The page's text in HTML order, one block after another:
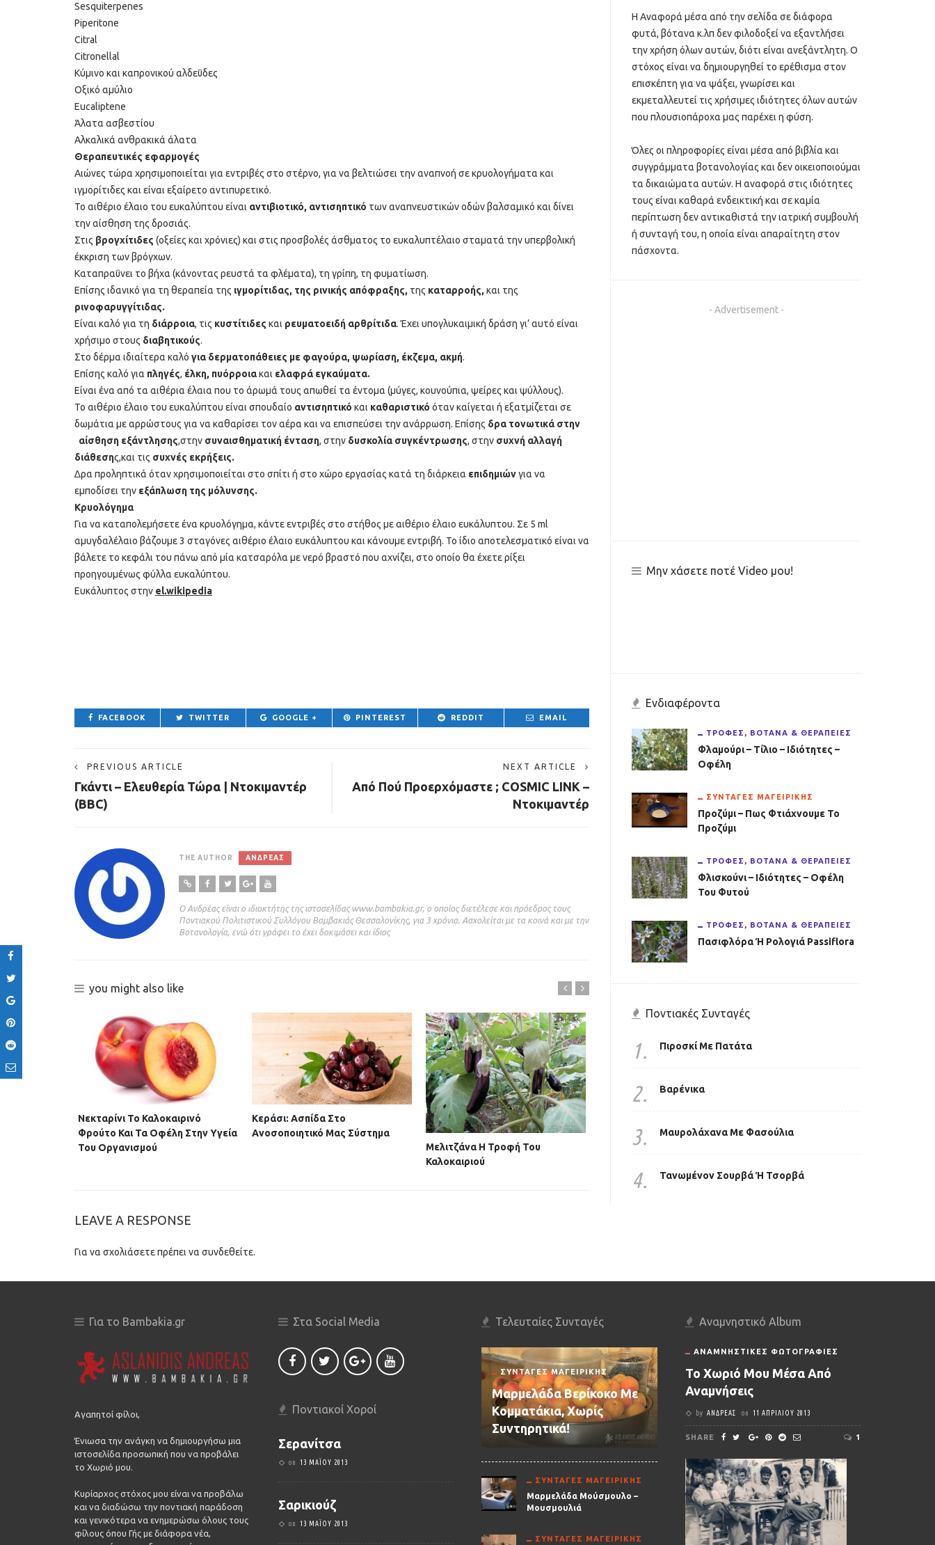
Sesquiterpenes
Piperitone
Citral
Citronellal
Κύμινο και καπρονικού αλδεΰδες
Οξικό αμύλιο
Eucaliptene
Άλατα ασβεστίου
Αλκαλικά ανθρακικά άλατα
Θεραπευτικές εφαρμογές
Αιώνες τώρα χρησιμοποιείται για εντριβές στο στέρνο, για να βελτιώσει την αναπνοή σε κρυολογήματα και
ιγμορίτιδες και είναι εξαίρετο αντιπυρετικό.
Το αιθέριο έλαιο του ευκαλύπτου είναι αντιβιοτικό, αντισηπτικό των αναπνευστικών οδών βαλσαµικό και δίνει
την αίσθηση της δροσιάς.
Στις βρογχίτιδες (οξείες και χρόνιες) και στις προσβολές άσθµατος το ευκαλυπτέλαιο σταµατά την υπερβολική
έκκριση των βρόγχων.
Καταπραΰνει το βήχα (κάνοντας ρευστά τα φλέµατα), τη γρίπη, τη φυµατίωση.
Επίσης ιδανικό για τη θεραπεία της ιγμορίτιδας, της ρινικής απόφραξης, της καταρροής, και της
ρινοφαρυγγίτιδας.
Είναι καλό για τη διάρροια, τις κυστίτιδες και ρευµατοειδή αρθρίτιδα. Έχει υπογλυκαιµική δράση γι’ αυτό είναι
χρήσιμο στους διαβητικούς.
Στο δέρμα ιδιαίτερα καλό για δερµατοπάθειες µε φαγούρα, ψωρίαση, έκζεµα, ακµή.
Επίσης καλό για πληγές, έλκη, πυόρροιακαι ελαφρά εγκαύµατα.
Είναι ένα από τα αιθέρια έλαια που το άρωµά τους απωθεί τα έντοµα (µύγες, κουνούπια, ψείρες και ψύλλους).
Το αιθέριο έλαιο του ευκαλύπτου είναι σπουδαίο αντισηπτικό και καθαριστικό όταν καίγεται ή εξατµίζεται σε
δωµάτια µε αρρώστους για να καθαρίσει τον αέρα και να επισπεύσει την ανάρρωση. Επίσης δρα τονωτικά στην
αίσθηση εξάντλησης,στην συναισθηματική ένταση, στην δυσκολία συγκέντρωσης, στην συχνή αλλαγή
διάθεσης,και τις συχνές εκρήξεις.
∆ρα προληπτικά όταν χρησιµοποιείται στο σπίτι ή στο χώρο εργασίας κατά τη διάρκεια επιδηµιώνγια να
εµποδίσει την εξάπλωση της µόλυνσης.
Κρυολόγημα
Για να καταπολεμήσετε ένα κρυολόγημα, κάντε εντριβές στο στήθος με αιθέριο έλαιο ευκάλυπτου. Σε 5 ml
αμυγδαλέλαιο βάζουμε 3 σταγόνες αιθέριο έλαιο ευκάλυπτου και κάνουμε εντριβή. Το ίδιο αποτελεσματικό είναι να
βάλετε το κεφάλι του πάνω από μία κατσαρόλα με νερό βραστό που αχνίζει, στο οποίο θα έχετε ρίξει
προηγουμένως φύλλα ευκαλύπτου.
Ευκάλυπτος στην el.wikipedia
FACEBOOK TWITTER GOOGLE + PINTEREST REDDIT EMAIL
PREVIOUS ARTICLE
Γκάντι – Ελευθερία Τώρα | Ντοκιμαντέρ
(BBC)
NEXT ARTICLE
Από Πού Προερχόμαστε ; COSMIC LINK –
Ντοκιμαντέρ
THE AUTHOR ΑΝΔΡΈΑΣ
Ο Ανδρέας είναι ο ιδιοκτήτης της ιστοσελίδας www.bambakia.gr, ο οποίος διετέλεσε και πρόεδρος τους
Ποντιακού Πολιτιστικού Συλλόγου Βαμβακιάς Θεσσαλονίκης, για 3 χρόνια. Ασχολείται με τα κοινά και με την
Βοτανολογία, ενώ ότι γράφει το έχει δοκιμάσει και ίδιος
you might also like
Νεκταρίνι Το Καλοκαιρινό
Φρούτο Και Τα Οφέλη Στην Υγεία
Του Οργανισμού
Κεράσι: Ασπίδα Στο
Ανοσοποιητικό Μας Σύστημα
Μελιτζάνα Η Τροφή Του
Καλοκαιριού
Λωτός Το Μήλο Της Ανατολής
Μπάμιες Το Νόστιμο &
LEAVE A RESPONSE
Για να σχολιάσετε πρέπει να συνδεθείτε.
Η Αναφορά μέσα από την σελίδα σε διάφορα
φυτά, βότανα κ.λπ δεν φιλοδοξεί να εξαντλήσει
την χρήση όλων αυτών, διότι είναι ανεξάντλητη. Ο
στόχος είναι να δημιουργηθεί το ερέθισμα στον
επισκέπτη για να ψάξει, γνωρίσει και
εκμεταλλευτεί τις χρήσιμες ιδιότητες όλων αυτών
που πλουσιοπάροχα μας παρέχει η φύση.
Όλες οι πληροφορίες είναι μέσα από βιβλία και
συγγράμματα βοτανολογίας και δεν οικειοποιούμαι
τα δικαιώματα αυτών. Η αναφορά στις ιδιότητες
τους είναι καθαρά ενδεικτική και σε καμία
περίπτωση δεν αντικαθιστά την ιατρική συμβουλή
ή συνταγή του, η οποία είναι απαραίτητη στον
πάσχοντα.
- Advertisement -
Μην χάσετε ποτέ Video μου!
Ενδιαφέροντα
ΤΡΟΦΈΣ, ΒΌΤΑΝΑ & ΘΕΡΑΠΕΊΕΣ
Φλαμούρι – Τίλιο – Ιδιότητες –
Οφέλη
ΣΥΝΤΑΓΈΣ ΜΑΓΕΙΡΙΚΉΣ
Προζύμι – Πως Φτιάχνουμε Το
Προζύμι
ΤΡΟΦΈΣ, ΒΌΤΑΝΑ & ΘΕΡΑΠΕΊΕΣ
Φλισκούνι – Ιδιότητες – Οφέλη
Του Φυτού
ΤΡΟΦΈΣ, ΒΌΤΑΝΑ & ΘΕΡΑΠΕΊΕΣ
Πασιφλόρα Ή Ρολογιά Passiflora
Ποντιακές Συνταγές
1. Πιροσκί Με Πατάτα
2. Βαρένικα
3. Μαυρολάχανα Με Φασούλια
4. Τανωμένον Σουρβά Ή Τσορβά
Για το Bambakia.gr
Αγαπητοί φίλοι,
Ένιωσα την ανάγκη να δημιουργήσω μια
ιστοσελίδα προσωπική που να προβάλει
το Χωριό μου.
Κυρίαρχος στόχος μου είναι να προβάλω
και να διαδώσω την ποντιακή παράδοση
και γενικότερα να ενημερώσω όλους τους
φίλους όπου Γής με διάφορα νέα,
Στα Social Media
Ποντιακοί Χοροί
Σερανίτσα
on 13 ΜΑΪ́ΟΥ 2013
Σαρικιούζ
on 13 ΜΑΪ́ΟΥ 2013
Τελευταίες Συνταγές
ΣΥΝΤΑΓΈΣ ΜΑΓΕΙΡΙΚΉΣ
Μαρμελάδα Βερίκοκο Με
Κομματάκια, Χωρίς
Συντηρητικά!
ΣΥΝΤΑΓΈΣ ΜΑΓΕΙΡΙΚΉΣ
Μαρμελάδα Μούσμουλο –
Μουσμουλιά
ΣΥΝΤΑΓΈΣ ΜΑΓΕΙΡΙΚΉΣ
Αναμνηστικό Album
ΑΝΑΜΝΗΣΤΙΚΈΣ ΦΩΤΟΓΡΑΦΊΕΣ
Το Χωριό Μου Μέσα Από
Αναμνήσεις
by ΑΝΔΡΈΑΣ on 11 ΑΠΡΙΛΊΟΥ 2013
SHARE 1